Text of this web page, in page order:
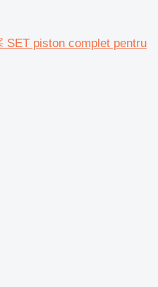
SET piston complet pentru